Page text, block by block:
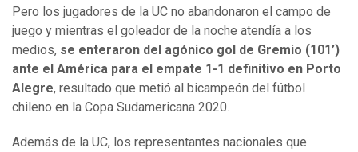
Pero los jugadores de la UC no abandonaron el campo de
juego y mientras el goleador de la noche atendía a los
medios, se enteraron del agónico gol de Gremio (101’)
ante el América para el empate 1-1 definitivo en Porto
Alegre, resultado que metió al bicampeón del fútbol
chileno en la Copa Sudamericana 2020.
Además de la UC, los representantes nacionales que